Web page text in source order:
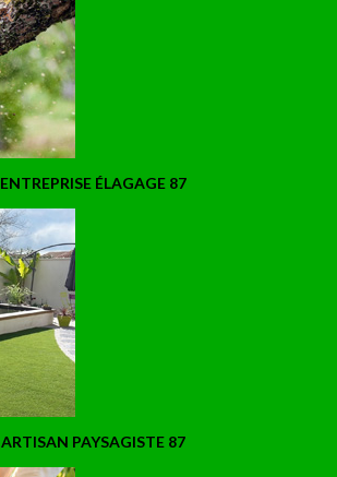
ENTREPRISE ÉLAGAGE 87
ARTISAN PAYSAGISTE 87